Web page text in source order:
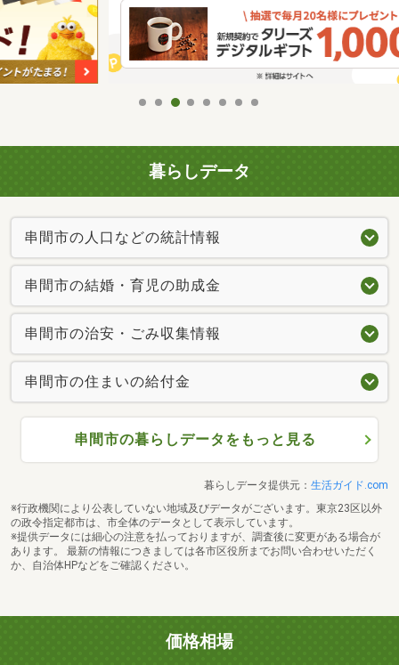
暮らしデータ
串間市の人口などの統計情報
串間市の結婚・育児の助成金
串間市の治安・ごみ収集情報
串間市の住まいの給付金
串間市の暮らしデータをもっと見る
暮らしデータ提供元： 生活ガイド.com
※行政機関により公表していない地域及びデータがございます。東京23区以外
の政令指定都市は、市全体のデータとして表示しています。
※提供データには細心の注意を払っておりますが、調査後に変更がある場合が
あります。 最新の情報につきましては各市区役所までお問い合わせいただく
か、自治体HPなどをご確認ください。
価格相場